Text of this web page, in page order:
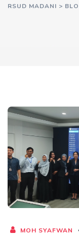
RSUD MADANI >
MOH SYAFWAN